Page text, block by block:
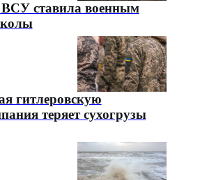
ставила военным
гитлеровскую
теряет сухогрузы